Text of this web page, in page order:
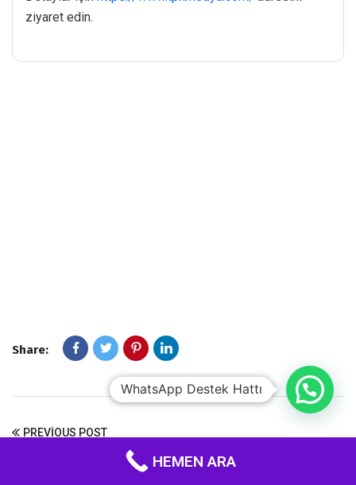
ziyaret edin.
Share:
PREVIOUS POST
Türkiye’nin En İyi Üniversiteleri
WhatsApp Destek Hattı
HEMEN ARA